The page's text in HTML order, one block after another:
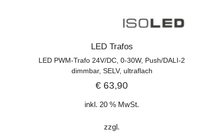
LED Trafos
LED PWM-Trafo 24V/DC, 0-30W, Push/DALI-2
dimmbar, SELV, ultraflach
€ 63,90
inkl. 20 % MwSt.
zzgl.